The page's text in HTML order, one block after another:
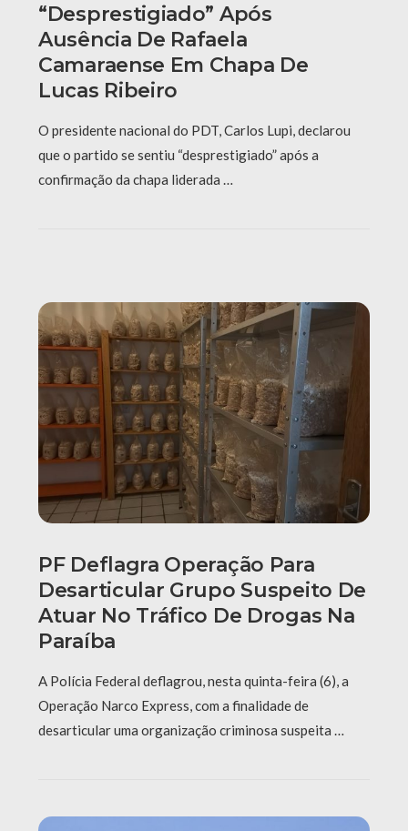
“desprestigiado” Após
Ausência De Rafaela
Camaraense Em Chapa De
Lucas Ribeiro
O presidente nacional do PDT, Carlos Lupi, declarou
que o partido se sentiu “desprestigiado” após a
confirmação da chapa liderada …
PF Deflagra Operação Para
Desarticular Grupo Suspeito De
Atuar No Tráfico De Drogas Na
Paraíba
A Polícia Federal deflagrou, nesta quinta-feira (6), a
Operação Narco Express, com a finalidade de
desarticular uma organização criminosa suspeita …